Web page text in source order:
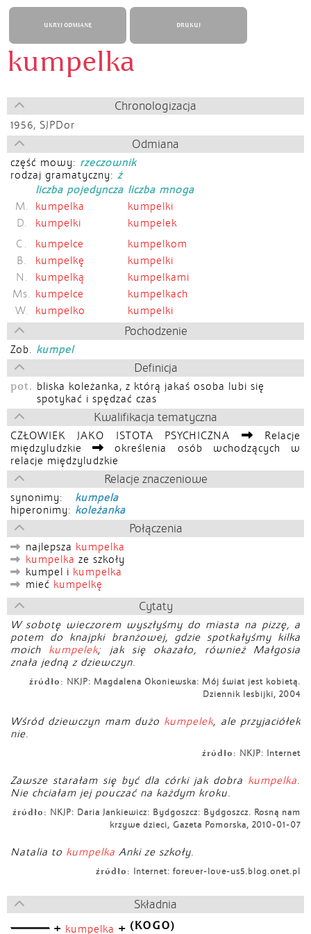
UKRYJ ODMIANĘ DRUKUJ
kumpelka
Chronologizacja
1956, SJPDor
Odmiana
część mowy: rzeczownik
rodzaj gramatyczny: ż
liczba pojedyncza liczba mnoga
M.
kumpelka
kumpelki
D.
kumpelki
kumpelek
C.
kumpelce
kumpelkom
B.
kumpelkę
kumpelki
N.
kumpelką
kumpelkami
Ms. kumpelce
kumpelkach
W.
kumpelko kumpelki
Pochodzenie
Zob. kumpel
Definicja
pot. bliska koleżanka, z którą jakaś osoba lubi się
spotykać i spędzać czas
Kwalifikacja tematyczna
CZŁOWIEK JAKO ISTOTA PSYCHICZNA
Relacje
międzyludzkie
określenia osób wchodzących w
relacje międzyludzkie
Relacje znaczeniowe
synonimy:
kumpela
hiperonimy: koleżanka
Połączenia
najlepsza kumpelka
kumpelka ze szkoły
kumpel i kumpelka
mieć kumpelkę
Cytaty
W sobotę wieczorem wyszłyśmy do miasta na pizzę, a
potem do knajpki branżowej, gdzie spotkałyśmy kilka
moich kumpelek; jak się okazało, również Małgosia
znała jedną z dziewczyn.
źródło: NKJP: Magdalena Okoniewska: Mój świat jest kobietą.
Dziennik lesbijki, 2004
Wśród dziewczyn mam dużo kumpelek, ale przyjaciółek
nie.
źródło: NKJP: Internet
Zawsze starałam się być dla córki jak dobra kumpelka.
Nie chciałam jej pouczać na każdym kroku.
źródło: NKJP: Daria Jankiewicz: Bydgoszcz: Bydgoszcz. Rosną nam
krzywe dzieci, Gazeta Pomorska, 2010-01-07
Natalia to kumpelka Anki ze szkoły.
źródło: Internet: forever-love-us5.blog.onet.pl
Składnia
+ kumpelka + (KOGO)